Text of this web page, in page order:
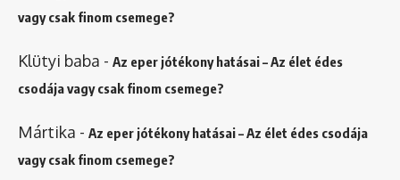
vagy csak finom csemege?
Klütyi baba - Az eper jótékony hatásai – Az élet édes
csodája vagy csak finom csemege?
Mártika - Az eper jótékony hatásai – Az élet édes csodája
vagy csak finom csemege?